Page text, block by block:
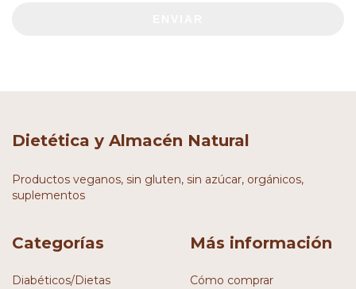
Dietética y Almacén Natural
Productos veganos, sin gluten, sin azúcar, orgánicos,
suplementos
Categorías
Diabéticos/Dietas
Más información
Cómo comprar